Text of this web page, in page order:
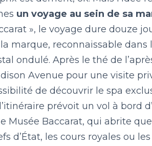
LE BILLET
CONTACT
un voyage au sein de sa
», le voyage dure douze
marque, reconnaissable dans
ondulé. Après le thé de
Avenue pour une visite
de découvrir le spa
l’itinéraire prévoit un vol à bord
Musée Baccarat, qui abrite
d’État, les cours royales ou